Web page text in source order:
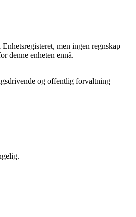
men ingen regnskap
denne enheten ennå.
og offentlig forvaltning